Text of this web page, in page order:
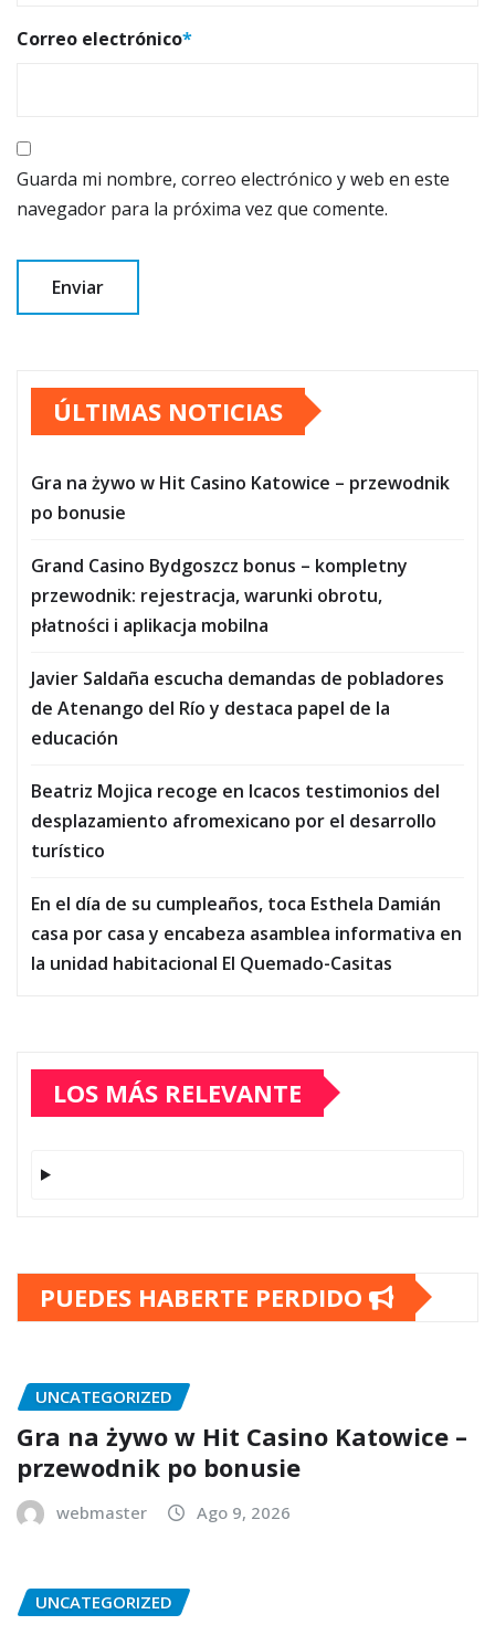
Correo electrónico*
Guarda mi nombre, correo electrónico y web en este
navegador para la próxima vez que comente.
ÚLTIMAS NOTICIAS
Gra na żywo w Hit Casino Katowice – przewodnik
po bonusie
Grand Casino Bydgoszcz bonus – kompletny
przewodnik: rejestracja, warunki obrotu,
płatności i aplikacja mobilna
Javier Saldaña escucha demandas de pobladores
de Atenango del Río y destaca papel de la
educación
Beatriz Mojica recoge en Icacos testimonios del
desplazamiento afromexicano por el desarrollo
turístico
En el día de su cumpleaños, toca Esthela Damián
casa por casa y encabeza asamblea informativa en
la unidad habitacional El Quemado-Casitas
LOS MÁS RELEVANTE
PUEDES HABERTE PERDIDO
UNCATEGORIZED
Gra na żywo w Hit Casino Katowice –
przewodnik po bonusie
webmaster Ago 9, 2026
UNCATEGORIZED